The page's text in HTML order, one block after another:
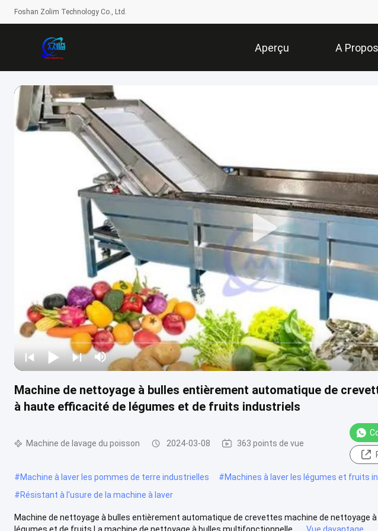
Foshan Zolim Technology Co., Ltd.
Aperçu A
Machine de nettoyage à bulles entièrement automatique de
à haute efficacité de légumes et de fruits industriels
Machine de lavage du poisson 2024-03-08 363 points de vue
#Machine à laver les pommes de terre industrielles #Machines à laver les légumes et fruits
#Résistant à l'usure de la machine à laver
Machine de nettoyage à bulles entièrement automatique de crevettes machine de nettoyage
légumes et de fruits La machine de nettoyage à bulles multifonctionnelle .....
Vue davantage